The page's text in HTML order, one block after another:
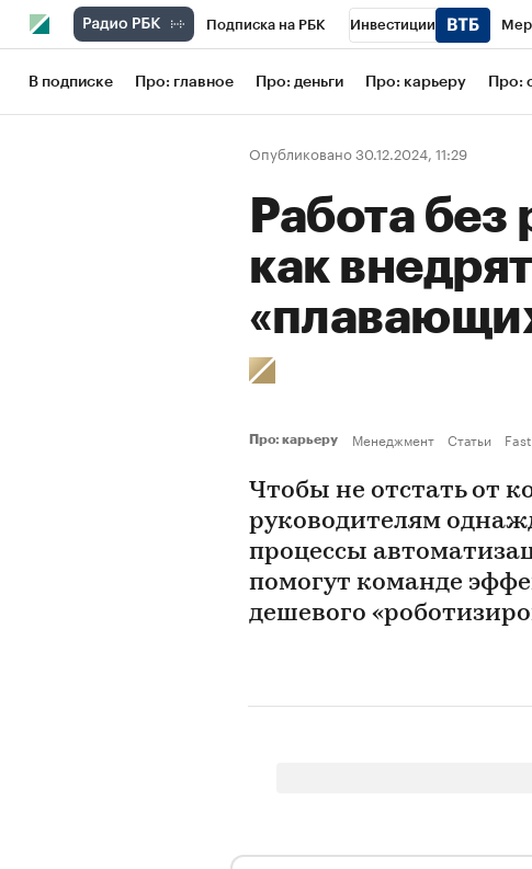
Подписка на РБК Инвестиции
Школа управления РБК РБК Образование
Рынок наличной валюты
В подписке Про: главное Про: деньги Про: карьеру Про:
Опубликовано 30.12.2024, 11:29
Работа
как
Про: карьеру Менеджмент Статьи
Чтобы не отстать от
руководителям
процессы
помогут команде
дешевого